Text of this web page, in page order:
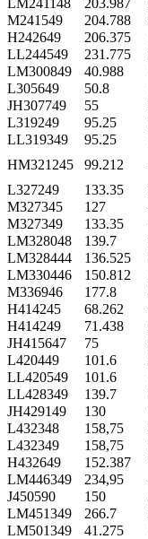
M241549
204.788
H242649
206.375
LL244549
231.775
LM300849
40.988
L305649
50.8
JH307749
55
L319249
95.25
LL319349
95.25
HM321245
99.212
L327249
133.35
M327345
127
M327349
133.35
LM328048
139.7
LM328444
136.525
LM330446
150.812
M336946
177.8
H414245
68.262
H414249
71.438
JH415647
75
L420449
101.6
LL420549
101.6
LL428349
139.7
JH429149
130
L432348
158,75
L432349
158,75
H432649
152.387
LM446349
234,95
J450590
150
LM451349
266.7
LM501349
41.275